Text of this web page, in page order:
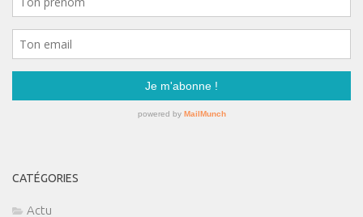
CATÉGORIES
Actu